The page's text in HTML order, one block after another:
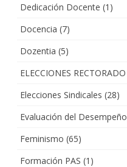
Dedicación Docente (1)
Docencia (7)
Dozentia (5)
ELECCIONES RECTORADO
Elecciones Sindicales (28)
Evaluación del Desempeño
Feminismo (65)
Formación PAS (1)